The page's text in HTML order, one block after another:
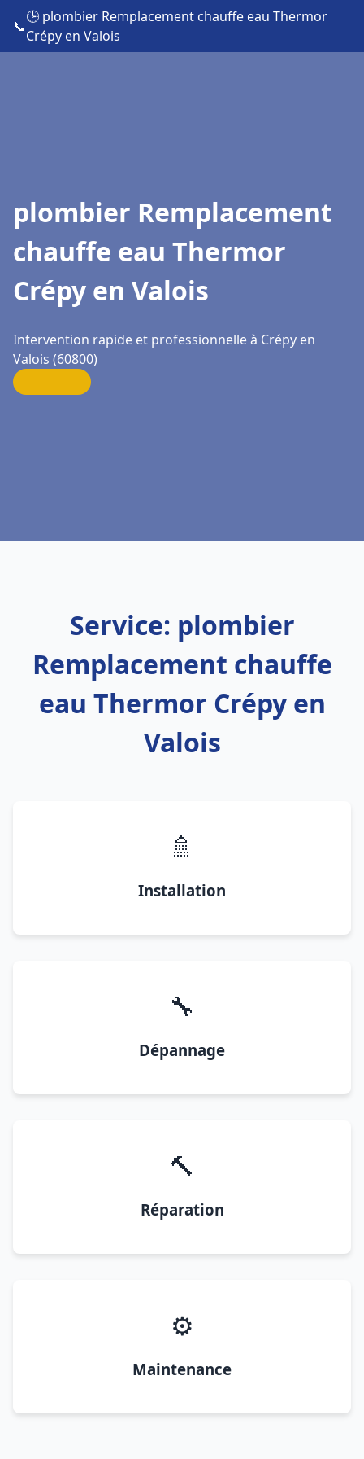
📞
🕒 plombier Remplacement chauffe eau Thermor
Crépy en Valois
plombier Remplacement
chauffe eau Thermor
Crépy en Valois
Intervention rapide et professionnelle à Crépy en
Valois (60800)
Service: plombier
Remplacement chauffe
eau Thermor Crépy en
Valois
🚿
Installation
🔧
Dépannage
🔨
Réparation
⚙️
Maintenance